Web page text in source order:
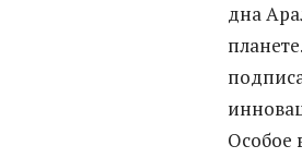
дна
Особое